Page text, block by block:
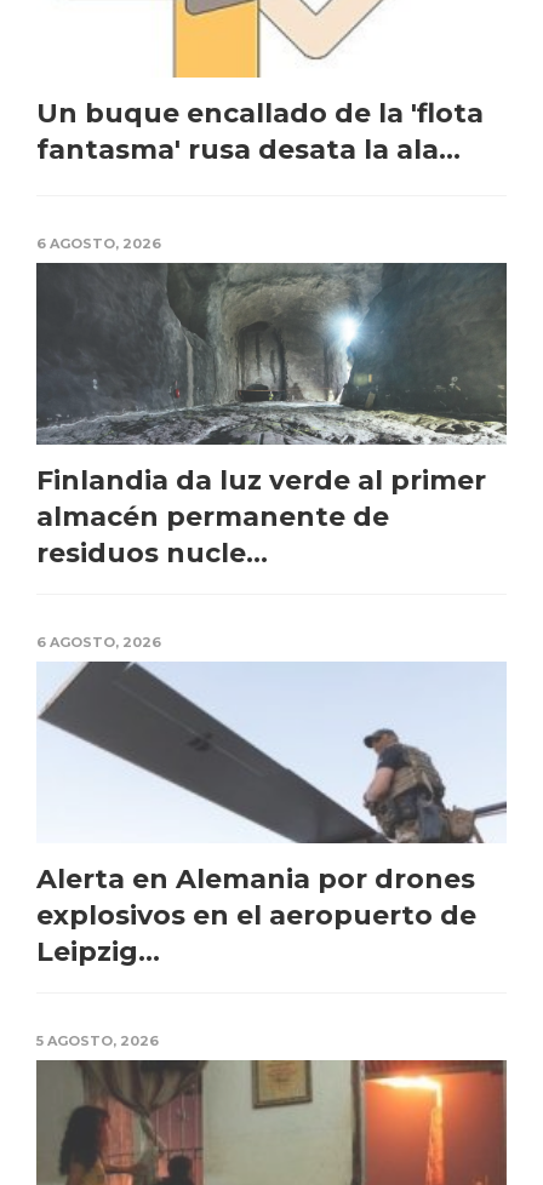
Un buque encallado de la 'flota
fantasma' rusa desata la ala...
6 AGOSTO, 2026
Finlandia da luz verde al primer
almacén permanente de
residuos nucle...
6 AGOSTO, 2026
Alerta en Alemania por drones
explosivos en el aeropuerto de
Leipzig...
5 AGOSTO, 2026